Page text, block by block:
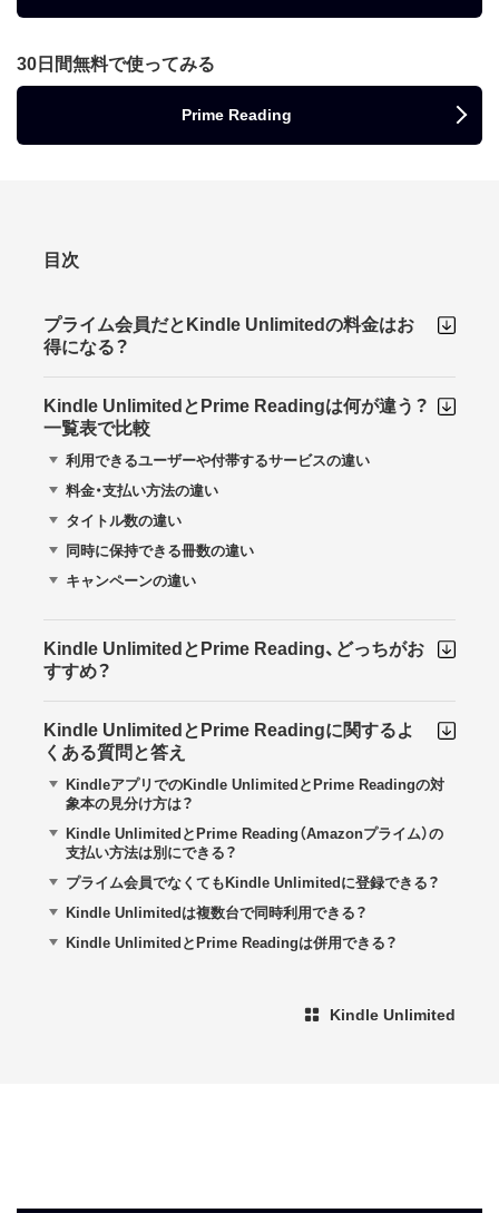
30日間無料で使ってみる
Prime Reading
目次
プライム会員だとKindle Unlimitedの料金はお
得になる？
Kindle UnlimitedとPrime Readingは何が違う？
一覧表で比較
利用できるユーザーや付帯するサービスの違い
料金・支払い方法の違い
タイトル数の違い
同時に保持できる冊数の違い
キャンペーンの違い
Kindle UnlimitedとPrime Reading、どっちがお
すすめ？
Kindle UnlimitedとPrime Readingに関するよ
くある質問と答え
KindleアプリでのKindle UnlimitedとPrime Readingの対
象本の見分け方は？
Kindle UnlimitedとPrime Reading（Amazonプライム）の
支払い方法は別にできる？
プライム会員でなくてもKindle Unlimitedに登録できる？
Kindle Unlimitedは複数台で同時利用できる？
Kindle UnlimitedとPrime Readingは併用できる？
Kindle Unlimited